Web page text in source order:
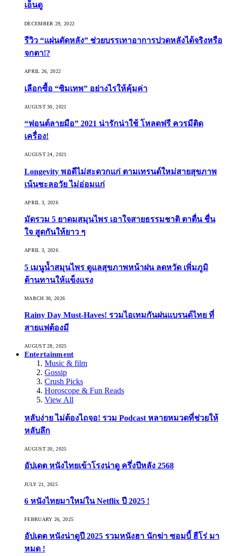
เอ็นดู
DECEMBER 29, 2022
รีวิว “แผ่นดัดหลัง” ช่วยบรรเทาอาการปวดหลังได้จริงหรือ
จกตา!?
APRIL 26, 2022
เลือกซื้อ “ซิมเทพ” อย่างไรให้คุ้มค่า
AUGUST 30, 2021
“ฟอนต์ลายมือ” 2021 น่ารักน่าใช้ โหลดฟรี ควรมีติด
เครื่อง!
AUGUST 24, 2021
Longevity พอดีไม่สะดวกแก่ ตามเทรนด์ใหม่สายสุขภาพ
เน้นชะลอวัย ไม่อ่อมแก่
APRIL 3, 2026
มัดรวม 5 ยาดมสมุนไพร เอาใจสายธรรมชาติ ตาตื่น ชื่น
ใจ สูดกันให้ยาว ๆ
APRIL 3, 2026
5 เมนูน้ำสมุนไพร ดูแลสุขภาพหน้าฝน ลดหวัด เพิ่มภูมิ
ต้านทานให้แข็งแรง
MARCH 30, 2026
Rainy Day Must-Haves! รวมไอเทมกันฝนแบรนด์ไทย ที่
สายแฟต้องมี
AUGUST 28, 2025
Entertainment
Music & film
Gossip
Crush Picks
Horoscope & Fun Reads
View All
หลับง่าย ไม่ต้องไถจอ! รวม Podcast หลายหมวดที่ช่วยให้
หลับลึก
AUGUST 20, 2025
อัปเดต หนังไทยเข้าโรงน่าดู ครึ่งปีหลัง 2568
JULY 21, 2025
6 หนังไทยมาใหม่ใน Netflix ปี 2025 !
FEBRUARY 26, 2025
อัปเดต หนังน่าดูปี 2025 รวมหนังฮา นักฆ่า ซอมบี้ ฮีโร่ มา
หมด !